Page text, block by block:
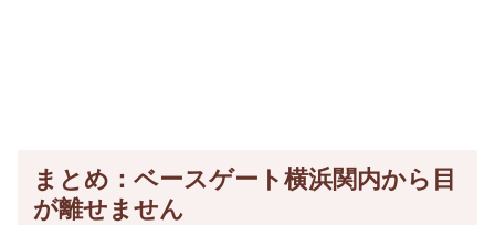
まとめ：ベースゲート横浜関内から目
が離せません